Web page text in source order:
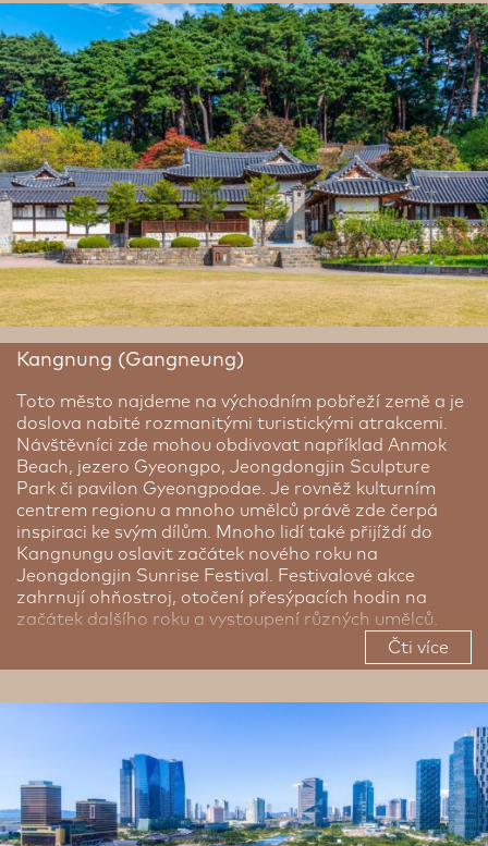
Kangnung (Gangneung)
Toto město najdeme na východním pobřeží země a je
doslova nabité rozmanitými turistickými atrakcemi.
Návštěvníci zde mohou obdivovat například Anmok
Beach, jezero Gyeongpo, Jeongdongjin Sculpture
Park či pavilon Gyeongpodae. Je rovněž kulturním
centrem regionu a mnoho umělců právě zde čerpá
inspiraci ke svým dílům. Mnoho lidí také přijíždí do
Kangnungu oslavit začátek nového roku na
Jeongdongjin Sunrise Festival. Festivalové akce
zahrnují ohňostroj, otočení přesýpacích hodin na
začátek dalšího roku a vystoupení různých umělců.
Kangnung bylo také jedním z hostitelských měst
2018. Navíc má Kangnung přezdívku „město kávy“, a
Čti více